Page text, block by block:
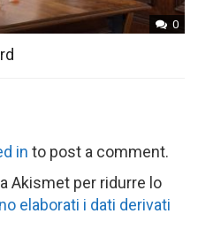
0
in to post a comment.
Akismet per ridurre lo
elaborati i dati derivati